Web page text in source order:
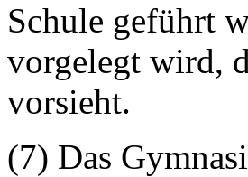
Schule geführt
vorgelegt wird,
vorsieht.
(7) Das